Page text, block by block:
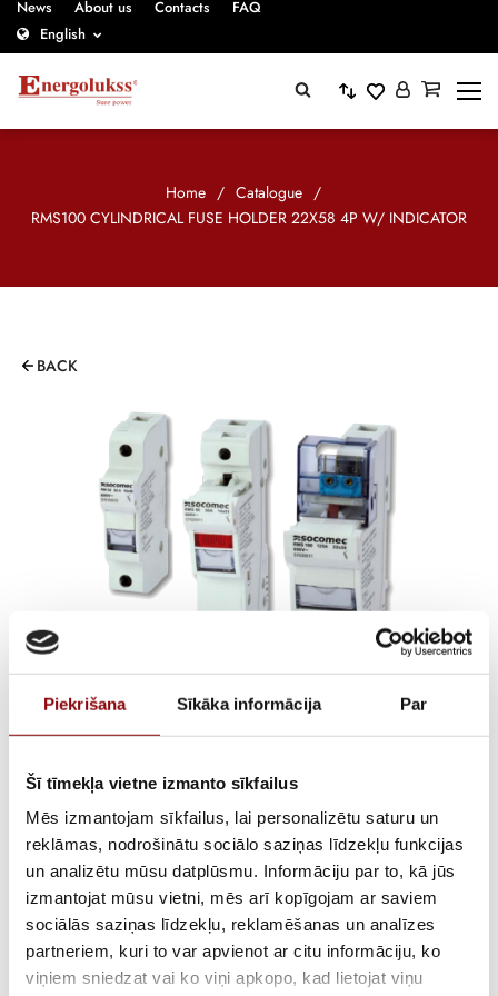
Piekrišana Sīkāka informācija Par
Šī tīmekļa vietne izmanto sīkfailus
Mēs izmantojam sīkfailus, lai personalizētu saturu un
reklāmas, nodrošinātu sociālo saziņas līdzekļu funkcijas
un analizētu mūsu datplūsmu. Informāciju par to, kā jūs
izmantojat mūsu vietni, mēs arī kopīgojam ar saviem
sociālās saziņas līdzekļu, reklamēšanas un analīzes
partneriem, kuri to var apvienot ar citu informāciju, ko
viņiem sniedzat vai ko viņi apkopo, kad lietojat viņu
News About us Contacts
FAQ
English
Home / Catalogue /
RMS100 CYLINDRICAL FUSE HOLDER 22X58 4P W/ INDICATOR
BACK
RMS100 CYLINDRICAL
FUSE HOLDER 22X58 4P
W/ INDICATOR
€56,05
Incl. VAT
AVAILABILITY Available on backorder